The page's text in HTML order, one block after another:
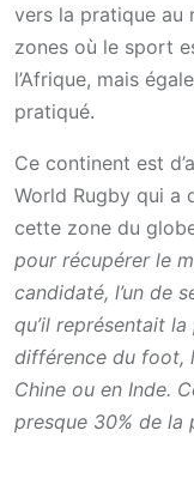
vers la pratique au
zones où le sport
l’Afrique, mais
pratiqué.
Ce continent est
World Rugby qui a
cette zone du
pour récupérer le
candidaté, l’un de
qu’il représentait la
différence du foot,
Chine ou en Inde.
presque 30% de la